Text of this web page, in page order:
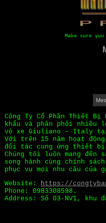
Make sure
Công Ty Cổ Phần Thiết
khẩu và phân phối nhiều
vỏ xe Giuliano – Italy
Với trên 15 năm hoạt
đối tác cung ứng thiết bị
Chúng tôi luôn mang đến
song hành cùng chính
phục vụ mọi nhu cầu
Website: https://
Phone: 0983308598.
Address: Số 03-NV1, khu